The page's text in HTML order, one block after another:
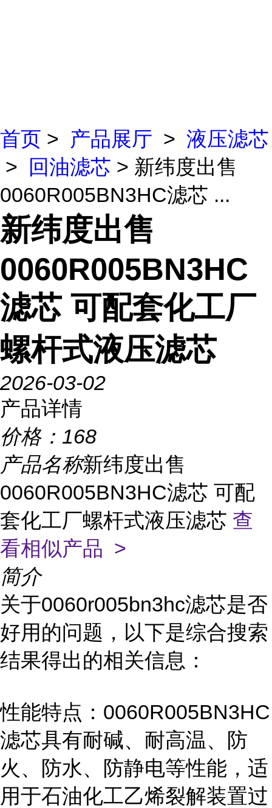
首页 > 产品展厅 > 液压滤芯
>
回油滤芯 > 新纬度出售
0060R005BN3HC滤芯 ...
新纬度出售
0060R005BN3HC
滤芯 可配套化工厂
螺杆式液压滤芯
2026-03-02
产品详情
价格： 168
产品名称新纬度出售
0060R005BN3HC滤芯 可配
套化工厂螺杆式液压滤芯 查
看相似产品 >
简介
关于0060r005bn3hc滤芯是否
好用的问题，以下是综合搜索
结果得出的相关信息：
性能特点：0060R005BN3HC
滤芯具有耐碱、耐高温、防
火、防水、防静电等性能，适
用于石油化工乙烯裂解装置过